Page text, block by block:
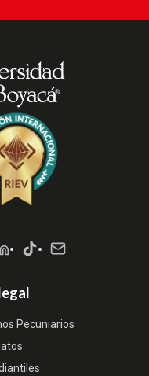
Pecuniarios